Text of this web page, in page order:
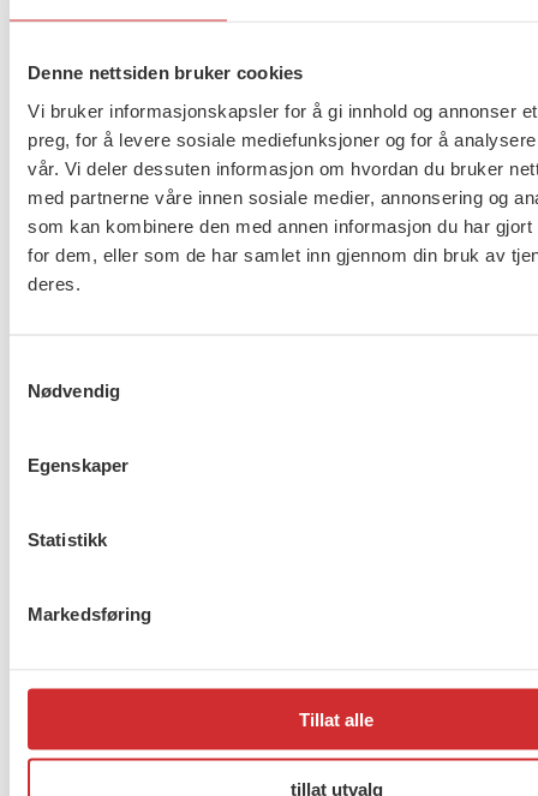
Denne nettsiden bruker cookies
Vi bruker informasjonskapsler for å gi innhold og annonser
preg, for å levere sosiale mediefunksjoner og for å
vår. Vi deler dessuten informasjon om hvordan du bruker
med partnerne våre innen sosiale medier, annonsering og
som kan kombinere den med annen informasjon du har gjort
for dem, eller som de har samlet inn gjennom din bruk av
deres.
Nødvendig
Egenskaper
Statistikk
Markedsføring
Tillat alle
tillat utvalg
Det er også et krav flere organisasjoner, blant
annet Likestillings- og diskrimineringsombudet, LO
og JURK (Juridisk rådgivning for kvinner), om
etablering av et lavterskeltilbud for behandling av
saker om seksuell trakassering. FO vil jobbe videre
for at det snarest mulig kommer på plass et
diskrimineringsombudet (LDO), som blant annet
jobb i det overordnede forebyggende arbeidet.
Flere saker
Taushetsplikt og personvern